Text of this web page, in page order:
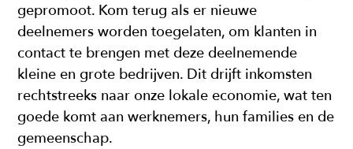
gepromoot. Kom terug als er nieuwe
deelnemers worden toegelaten, om klanten in
contact te brengen met deze deelnemende
kleine en grote bedrijven. Dit drijft inkomsten
rechtstreeks naar onze lokale economie, wat ten
goede komt aan werknemers, hun families en de
gemeenschap.